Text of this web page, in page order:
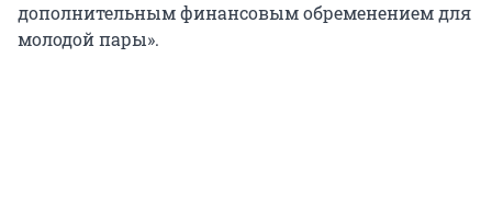
дополнительным финансовым обременением для
молодой пары».